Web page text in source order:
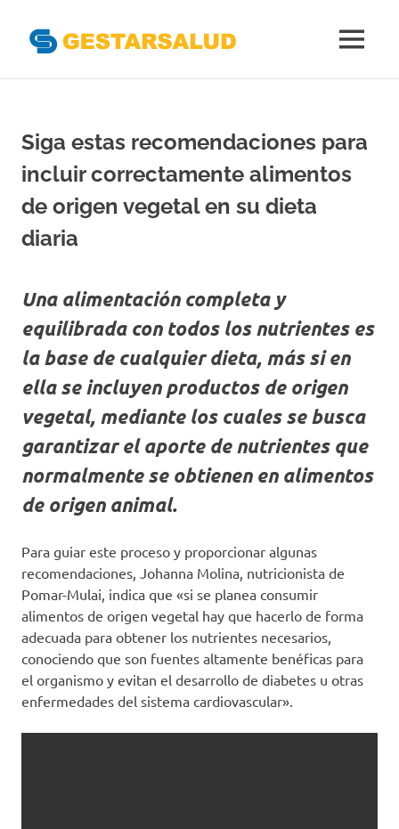
contenido
del
Aseguramiento
de
la
Salud
MENÚ
Siga estas recomendaciones para
incluir correctamente alimentos
de origen vegetal en su dieta
diaria
Una alimentación completa y
equilibrada con todos los nutrientes es
la base de cualquier dieta, más si en
ella se incluyen productos de origen
vegetal, mediante los cuales se busca
garantizar el aporte de nutrientes que
normalmente se obtienen en alimentos
de origen animal.
Para guiar este proceso y proporcionar algunas
recomendaciones, Johanna Molina, nutricionista de
Pomar-Mulai, indica que «si se planea consumir
alimentos de origen vegetal hay que hacerlo de forma
adecuada para obtener los nutrientes necesarios,
conociendo que son fuentes altamente benéficas para
el organismo y evitan el desarrollo de diabetes u otras
enfermedades del sistema cardiovascular».